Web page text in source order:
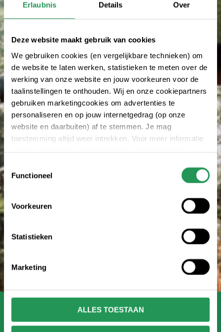
Erlaubnis Details Over
Deze website maakt gebruik van cookies
We gebruiken cookies (en vergelijkbare technieken) om
de website te laten werken, statistieken te meten over de
werking van onze website en jouw voorkeuren voor de
taalinstellingen te onthouden. Wij en onze cookiepartners
gebruiken marketingcookies om advertenties te
personaliseren en op jouw internetgedrag (op onze
website en daarbuiten) af te stemmen. Je mag
toestemming altijd weer intrekken. Voor meer informatie
Toestemmingsselectie
Functioneel
Voorkeuren
Statistieken
Marketing
ALLES TOESTAAN